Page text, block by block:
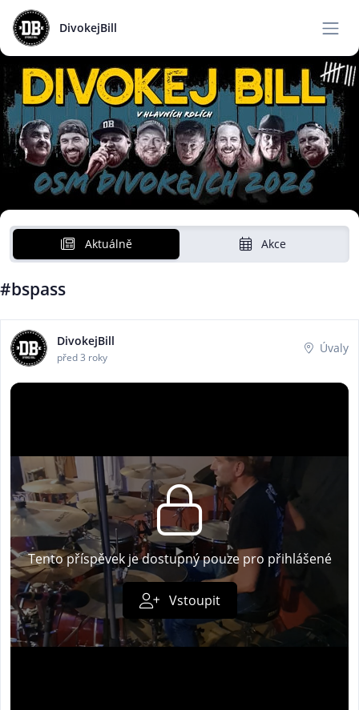
DivokejBill
Aktuálně Akce
#bspass
DivokejBill
před 3 roky
Úvaly
Tento příspěvek je dostupný pouze pro přihlášené
Vstoupit